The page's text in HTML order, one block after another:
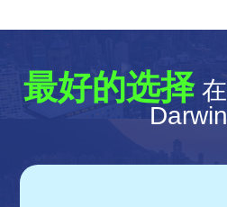
最好的选择在